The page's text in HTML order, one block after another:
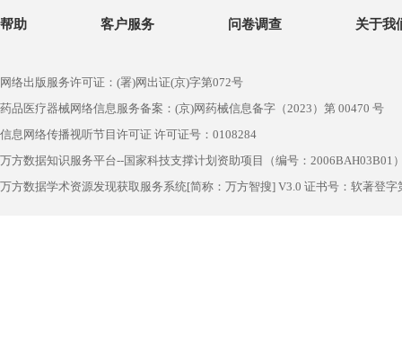
帮助 客户服务 问卷调查 关于我
网络出版服务许可证：(署)网出证(京)字第072号
药品医疗器械网络信息服务备案：(京)网药械信息备字（2023）第 00470 号
信息网络传播视听节目许可证 许可证号：0108284
万方数据知识服务平台--国家科技支撑计划资助项目（编号：2006BAH03B01
万方数据学术资源发现获取服务系统[简称：万方智搜] V3.0 证书号：软著登字